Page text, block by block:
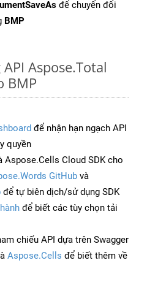
để chuyển đổi
BMP
Aspose.Total
BMP
để nhận hạn ngạch API
quyền
Aspose.Cells Cloud SDK cho
GitHub và
để tự biên dịch/sử dụng SDK
để biết các tùy chọn tải
chiếu API dựa trên Swagger
Aspose.Cells để biết thêm về